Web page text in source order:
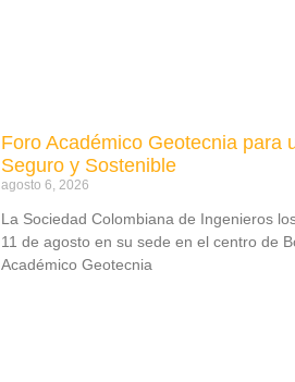
Foro Académico Geotecnia para
Seguro y Sostenible
agosto 6, 2026
La Sociedad Colombiana de Ingenieros
11 de agosto en su sede en el centro de
Académico Geotecnia